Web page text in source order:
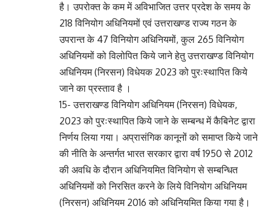
है। उपरोक्त के कम में अविभाजित उत्तर प्रदेश के समय के
218 विनियोग अधिनियमों एवं उत्तराखण्ड राज्य गठन के
उपरान्त के 47 विनियोग अधिनियमों, कुल 265 विनियोग
अधिनियमों को विलोपित किये जाने हेतु उत्तराखण्ड विनियोग
अधिनियम (निरसन) विधेयक 2023 को पुरःस्थापित किये
जाने का प्रस्ताव है ।
15- उत्तराखण्ड विनियोग अधिनियम (निरसन) विधेयक,
2023 को पुरःस्थापित किये जाने के सम्बन्ध में कैबिनेट द्वारा
निर्णय लिया गया। अप्रासंगिक कानूनों को समाप्त किये जाने
की नीति के अन्तर्गत भारत सरकार द्वारा वर्ष 1950 से 2012
की अवधि के दौरान अधिनियमित विनियोग से सम्बन्धित
अधिनियमों को निरसित करने के लिये विनियोग अधिनियम
(निरसन) अधिनियम 2016 को अधिनियमित किया गया है।